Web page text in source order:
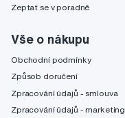
Zeptat se v poradně
Vše o nákupu
Obchodní podmínky
Způsob doručení
Zpracování údajů - smlouva
Zpracování údajů - marketing